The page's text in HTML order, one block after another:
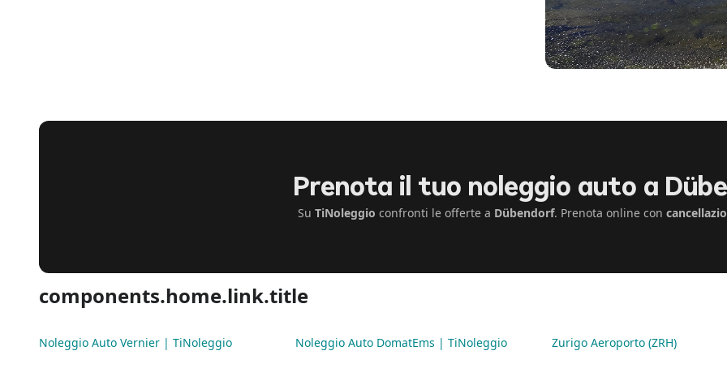
Prenota il tuo noleggio auto a
Su TiNoleggio confronti le offerte a Dübendorf. Prenota online con
components.home.link.title
Noleggio Auto Vernier | TiNoleggio Noleggio Auto DomatEms | TiNoleggio Zurigo Aeroporto (ZRH)